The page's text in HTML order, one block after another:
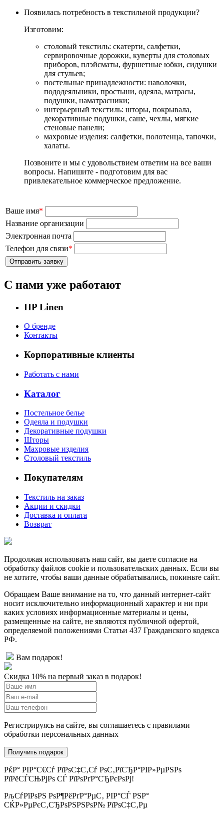
Появилась потребность в текстильной продукции?
Изготовим:
столовый текстиль: скатерти, салфетки,
сервировочные дорожки, куверты для столовых
приборов, плэйсматы, фуршетные юбки, сидушки
для стульев;
постельные принадлежности: наволочки,
пододеяльники, простыни, одеяла, матрасы,
подушки, наматрасники;
интерьерный текстиль: шторы, покрывала,
декоративные подушки, саше, чехлы, мягкие
стеновые панели;
махровые изделия: салфетки, полотенца, тапочки,
халаты.
Позвоните и мы с удовольствием ответим на все ваши
вопросы. Напишите - подготовим для вас
привлекательное коммерческое предложение.
Ваше имя*
Название организации
Электронная почта
Телефон для связи*
С нами уже работают
HP Linen
О бренде
Контакты
Корпоративные клиенты
Работать с нами
Каталог
Постельное белье
Одеяла и подушки
Декоративные подушки
Шторы
Махровые изделия
Столовый текстиль
Покупателям
Текстиль на заказ
Акции и скидки
Доставка и оплата
Возврат
Продолжая использовать наш сайт, вы даете согласие на
обработку файлов cookie и пользовательских данных. Если вы
не хотите, чтобы ваши данные обрабатывались, покиньте сайт.
Обращаем Ваше внимание на то, что данный интернет-сайт
носит исключительно информационный характер и ни при
каких условиях информационные материалы и цены,
размещенные на сайте, не являются публичной офертой,
определяемой положениями Статьи 437 Гражданского кодекса
РФ.
Вам подарок!
Скидка 10% на первый заказ в подарок!
Регистрируясь на сайте, вы соглашаетесь с правилами
обработки персональных данных
РќР° РІР°С€Сѓ РїРѕС‡С‚Сѓ РѕС‚РїСЂР°РІР»РµРЅРѕ
РїРёСЃСЊРјРѕ СЃ РїРѕРґР°СЂРєРѕРј!
РљСѓРїРѕРЅ РѕР¶РёРґР°РµС‚ РІР°СЃ РЅР°
СЌР»РµРєС‚СЂРѕРЅРЅРѕР№ РїРѕС‡С‚Рµ